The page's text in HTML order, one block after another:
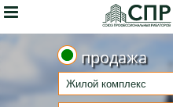

продажа